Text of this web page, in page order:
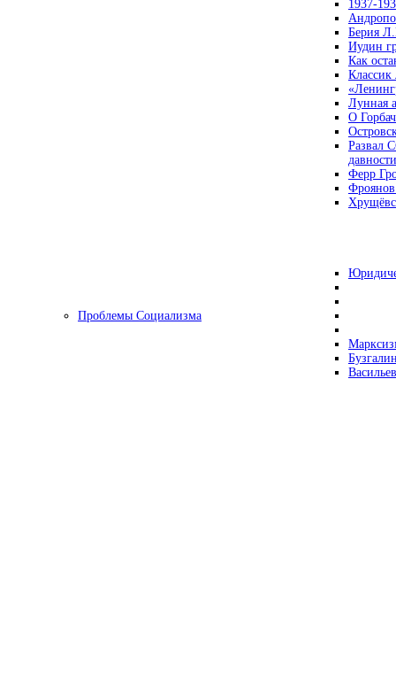
1937-
Берия
Иудин
Как
Лунная
О
Развал
давности
Ферр
Проблемы Социализма